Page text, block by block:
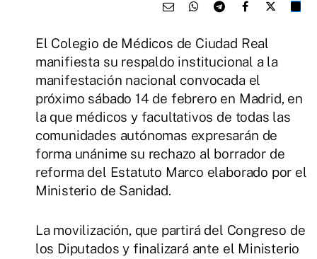
El Colegio de Médicos de Ciudad Real
manifiesta su respaldo institucional a la
manifestación nacional convocada el
próximo sábado 14 de febrero en Madrid, en
la que médicos y facultativos de todas las
comunidades autónomas expresarán de
forma unánime su rechazo al borrador de
reforma del Estatuto Marco elaborado por el
Ministerio de Sanidad.
La movilización, que partirá del Congreso de
los Diputados y finalizará ante el Ministerio